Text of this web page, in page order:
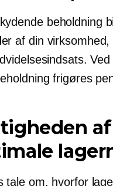
beholdning
af din
frigøres
tale om, hvorfor